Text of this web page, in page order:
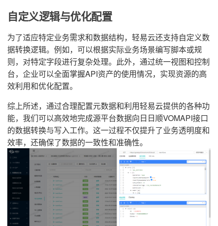
自定义逻辑与优化配置
为了适应特定业务需求和数据结构，轻易云还支持自定义数
据转换逻辑。例如，可以根据实际业务场景编写脚本或规
则，对特定字段进行复杂处理。此外，通过统一视图和控制
台，企业可以全面掌握API资产的使用情况，实现资源的高
效利用和优化配置。
综上所述，通过合理配置元数据和利用轻易云提供的各种功
能，我们可以高效地完成源平台数据向日日顺VOMAPI接口
的数据转换与写入工作。这一过程不仅提升了业务透明度和
效率，还确保了数据的一致性和准确性。